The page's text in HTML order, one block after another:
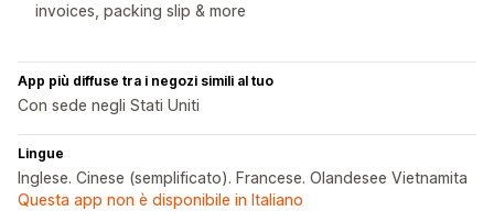
invoices, packing slip & more
App più diffuse tra i negozi simili al tuo
Con sede negli Stati Uniti
Lingue
Inglese. Cinese (semplificato). Francese. Olandesee Vietnamita
Questa app non è disponibile in Italiano